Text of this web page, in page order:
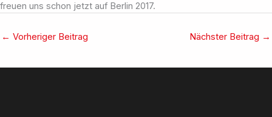
freuen uns schon jetzt auf Berlin 2017.
← Vorheriger Beitrag Nächster Beitrag →